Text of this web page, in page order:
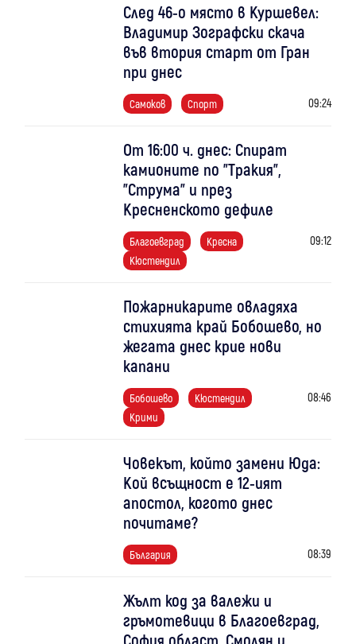
След 46-о място в Куршевел:
Владимир Зографски скача
във втория старт от Гран
при днес
Самоков Спорт 09:24
От 16:00 ч. днес: Спират
камионите по "Тракия",
"Струма" и през
Кресненското дефиле
Благоевград
Кресна
Кюстендил
09:12
Пожарникарите овладяха
стихията край Бобошево, но
жегата днес крие нови
капани
Бобошево
Кюстендил
Крими
08:46
Човекът, който замени Юда:
Кой всъщност е 12-ият
апостол, когото днес
почитаме?
България 08:39
Жълт код за валежи и
гръмотевици в Благоевград,
София област, Смолян и